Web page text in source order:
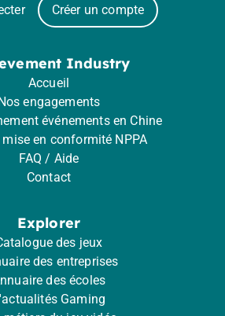
Créer un compte
Industry
Accueil
engagements
événements en Chine
en conformité NPPA
FAQ / Aide
Contact
Explorer
des jeux
des entreprises
des écoles
Gaming